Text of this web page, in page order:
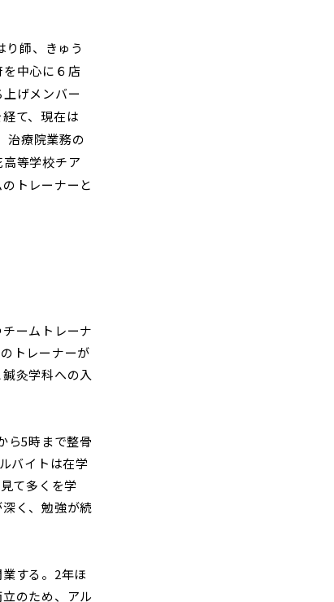
り師、きゅう
中心に６店
げメンバー
て、現在は
治療院業務の
等学校チア
トレーナーと
ームトレーナ
トレーナーが
灸学科への入
ら5時まで整骨
バイトは在学
て多くを学
く、勉強が続
する。2年ほ
のため、アル